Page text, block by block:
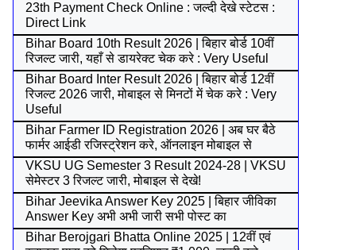
23th Payment Check Online : जल्दी देखे स्टेटस :
Direct Link
Bihar Board 10th Result 2026 | बिहार बोर्ड 10वीं
रिजल्ट जारी, यहाँ से डायरेक्ट चेक करे : Very Useful
Bihar Board Inter Result 2026 | बिहार बोर्ड 12वीं
रिजल्ट 2026 जारी, मोबाइल से मिनटों में चेक करे : Very
Useful
Bihar Farmer ID Registration 2026 | अब घर बैठे
फार्मर आईडी रजिस्ट्रेशन करे, ऑनलाइन मोबाइल से
VKSU UG Semester 3 Result 2024-28 | VKSU
सेमेस्टर 3 रिजल्ट जारी, मोबाइल से देखे!
Bihar Jeevika Answer Key 2025 | बिहार जीविका
Answer Key अभी अभी जारी सभी पोस्ट का
Bihar Berojgari Bhatta Online 2025 | 12वीं एवं